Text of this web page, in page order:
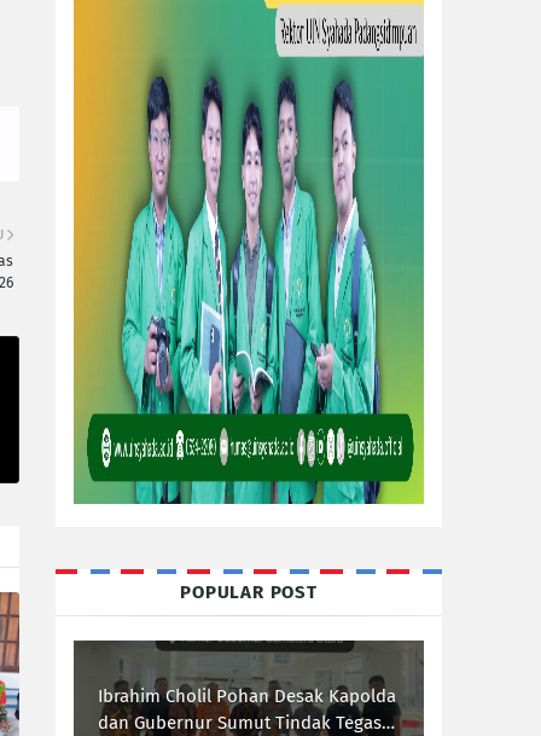
POPULAR POST
Ibrahim Cholil Pohan Desak Kapolda
dan Gubernur Sumut Tindak Tegas